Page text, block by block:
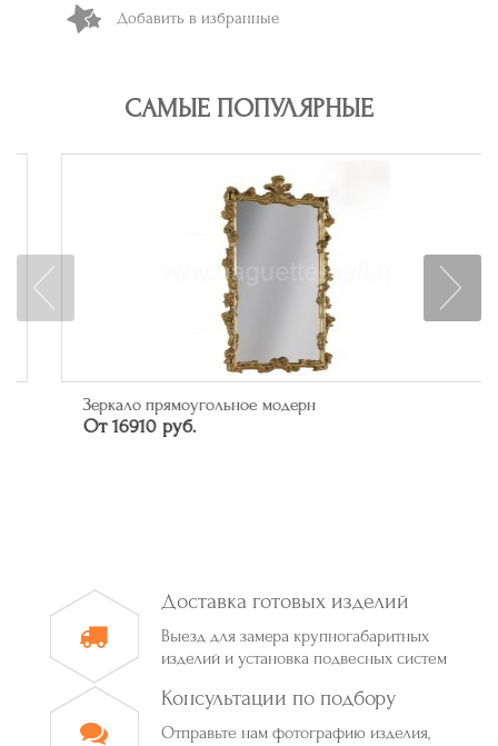
Добавить в избранные
САМЫЕ ПОПУЛЯРНЫЕ
Зеркало прямоугольное модерн
От 16910 руб.
Доставка готовых изделий
Выезд для замера крупногабаритных
изделий и установка подвесных систем
Консультации по подбору
Отправьте нам фотографию изделия,